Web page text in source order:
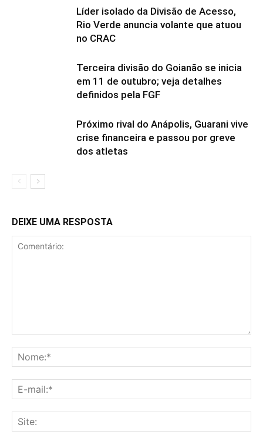
Líder isolado da Divisão de Acesso,
Rio Verde anuncia volante que atuou
no CRAC
Terceira divisão do Goianão se inicia
em 11 de outubro; veja detalhes
definidos pela FGF
Próximo rival do Anápolis, Guarani vive
crise financeira e passou por greve
dos atletas
DEIXE UMA RESPOSTA